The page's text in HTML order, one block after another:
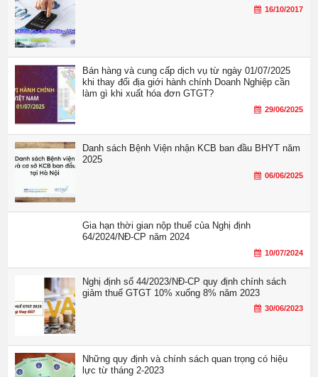
16/10/2017
Bán hàng và cung cấp dịch vụ từ ngày 01/07/2025
khi thay đổi địa giới hành chính Doanh Nghiệp cần
làm gì khi xuất hóa đơn GTGT?
29/06/2025
Danh sách Bệnh Viện nhận KCB ban đầu BHYT năm
2025
06/06/2025
Gia hạn thời gian nộp thuế của Nghị định
64/2024/NĐ-CP năm 2024
10/07/2024
Nghị định số 44/2023/NĐ-CP quy định chính sách
giảm thuế GTGT 10% xuống 8% năm 2023
30/06/2023
Những quy định và chính sách quan trọng có hiệu
lực từ tháng 2-2023